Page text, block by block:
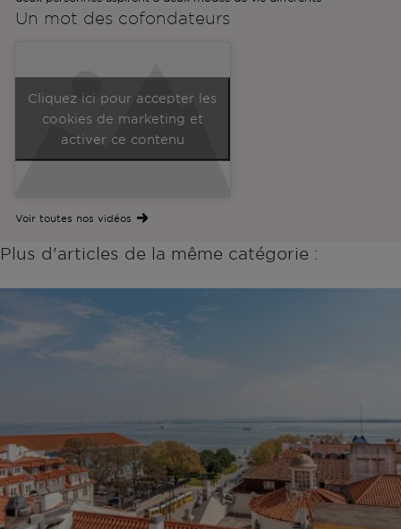
Un mot des cofondateurs
Cliquez ici pour accepter les
cookies de marketing et
activer ce contenu
Voir toutes nos vidéos
Plus d'articles de la même catégorie :